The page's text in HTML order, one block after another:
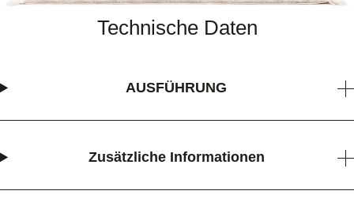
Technische Daten
AUSFÜHRUNG
Zusätzliche Informationen